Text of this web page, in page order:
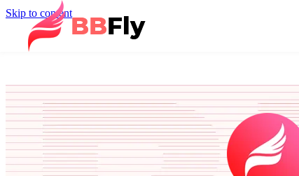
Skip to content